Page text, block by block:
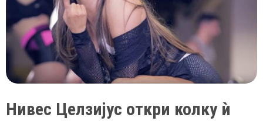
Нивес Целзијус откри колку ѝ